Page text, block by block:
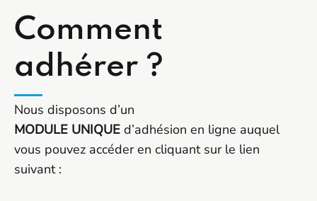
Comment
adhérer ?
Nous disposons d’un
MODULE UNIQUE d’adhésion en ligne auquel
vous pouvez accéder en cliquant sur le lien
suivant :